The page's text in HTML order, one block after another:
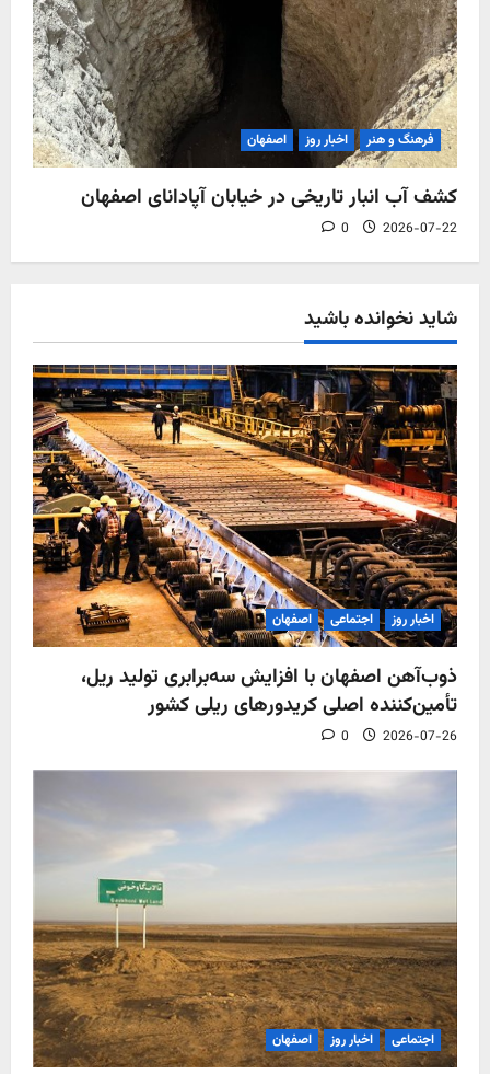
فرهنگ و هنر اخبار روز اصفهان
کشف آب‌ انبار تاریخی در خیابان آپادانای اصفهان
2026-07-22
0
شاید نخوانده باشید
اخبار روز اجتماعی اصفهان
ذوب‌آهن اصفهان با افزایش سه‌برابری تولید ریل،
تأمین‌کننده اصلی کریدورهای ریلی کشور
2026-07-26
0
اجتماعی اخبار روز اصفهان